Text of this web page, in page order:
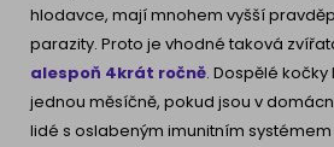
hlodavce, mají mnohem vyšší
parazity. Proto je vhodné taková
alespoň 4krát ročně. Dospělé
jednou měsíčně, pokud jsou v
lidé s oslabeným imunitním